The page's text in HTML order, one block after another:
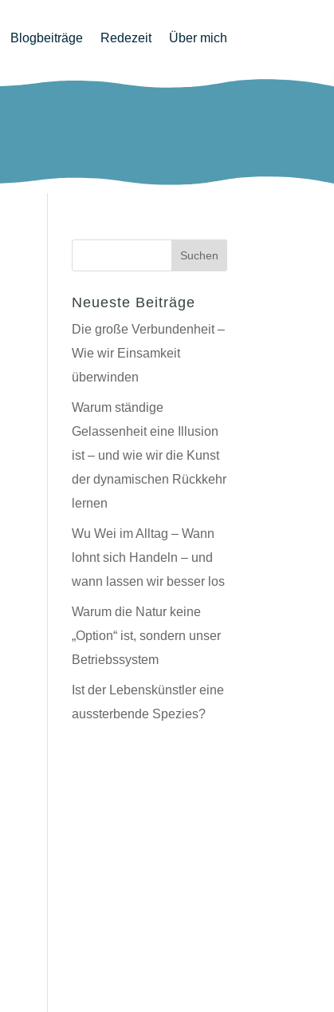
Blogbeiträge Redezeit Über mich
Neueste Beiträge
Die große Verbundenheit –
Wie wir Einsamkeit
überwinden
Warum ständige
Gelassenheit eine Illusion
ist – und wie wir die Kunst
der dynamischen Rückkehr
lernen
Wu Wei im Alltag – Wann
lohnt sich Handeln – und
wann lassen wir besser los
Warum die Natur keine
„Option“ ist, sondern unser
Betriebssystem
Ist der Lebenskünstler eine
aussterbende Spezies?